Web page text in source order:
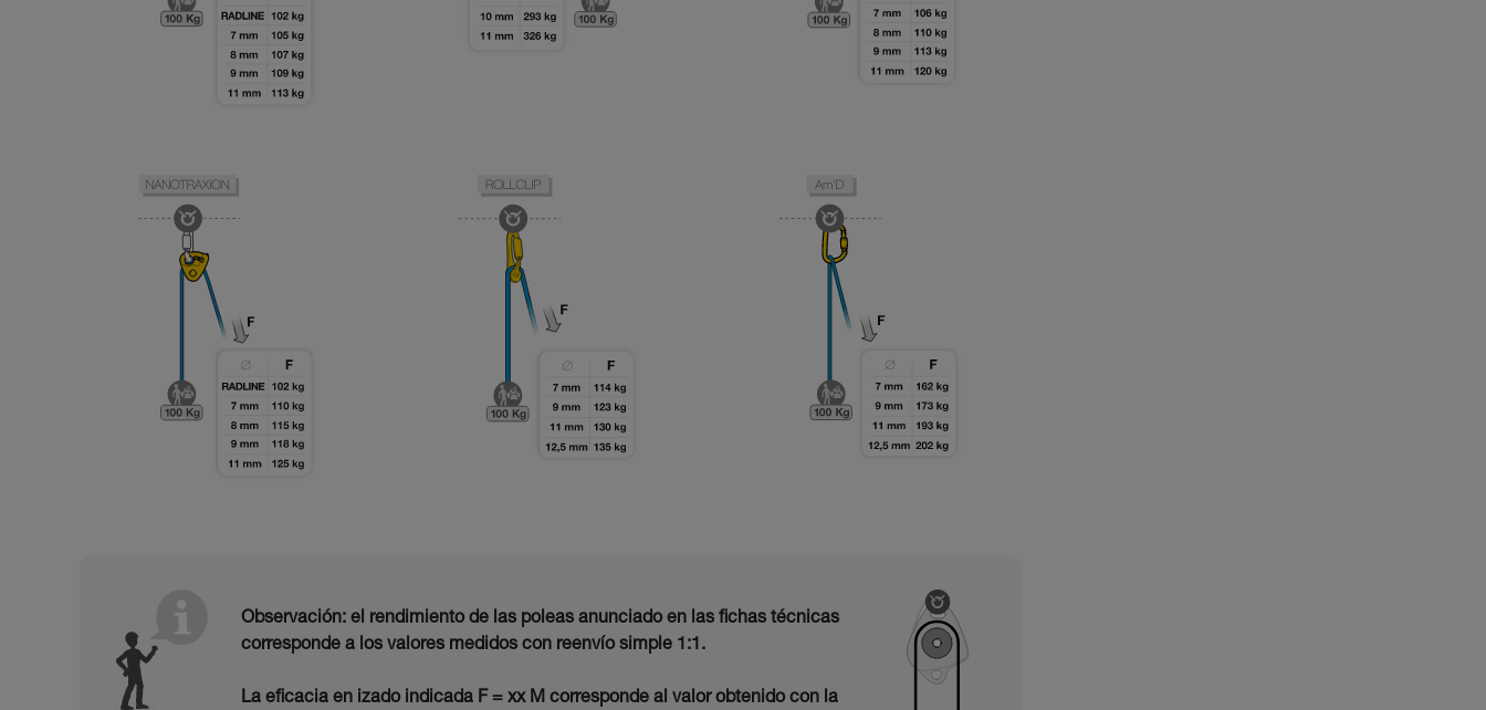
Observación: el rendimiento de las poleas anunciado en las fichas técnicas
corresponde a los valores medidos con reenvío simple 1:1.
La eficacia en izado indicada F = xx M corresponde al valor obtenido con la